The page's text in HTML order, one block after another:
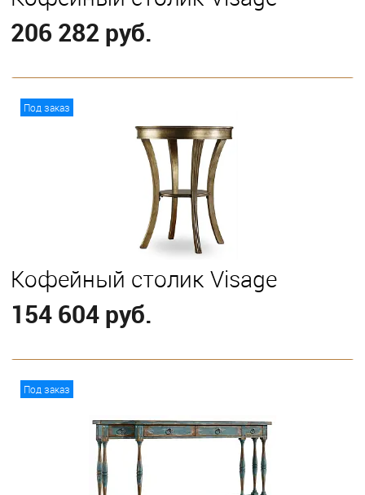
206 282 руб.
Под заказ
Кофейный столик Visage
154 604 руб.
Под заказ